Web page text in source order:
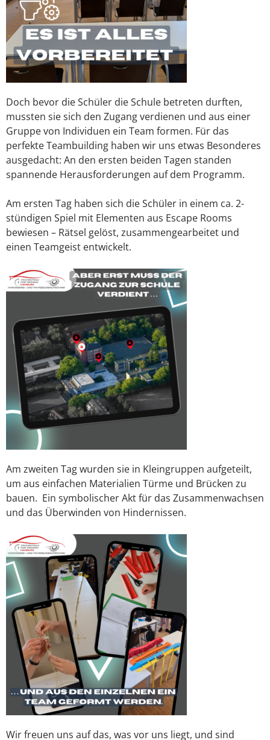
Doch bevor die Schüler die Schule betreten durften,
mussten sie sich den Zugang verdienen und aus einer
Gruppe von Individuen ein Team formen. Für das
perfekte Teambuilding haben wir uns etwas Besonderes
ausgedacht: An den ersten beiden Tagen standen
spannende Herausforderungen auf dem Programm.
Am ersten Tag haben sich die Schüler in einem ca. 2-
stündigen Spiel mit Elementen aus Escape Rooms
bewiesen – Rätsel gelöst, zusammengearbeitet und
einen Teamgeist entwickelt.
Am zweiten Tag wurden sie in Kleingruppen aufgeteilt,
um aus einfachen Materialien Türme und Brücken zu
bauen. Ein symbolischer Akt für das Zusammenwachsen
und das Überwinden von Hindernissen.
Wir freuen uns auf das, was vor uns liegt, und sind